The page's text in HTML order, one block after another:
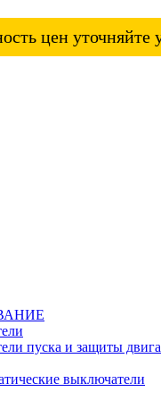
цен
пуска и защиты
выключатели